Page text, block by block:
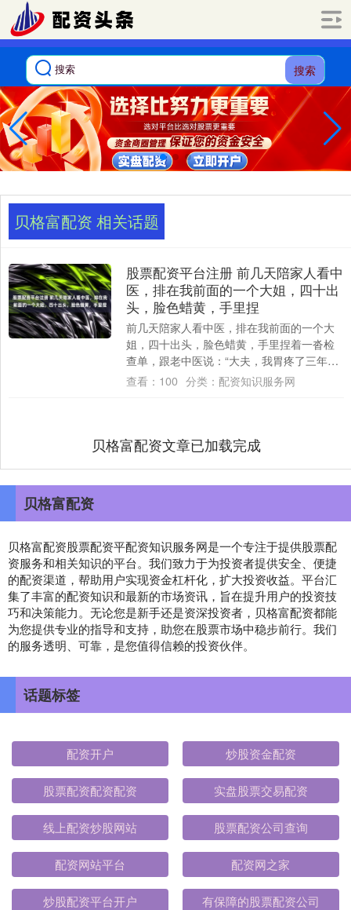
搜索
贝格富配资 相关话题
股票配资平台注册 前几天陪家人看中
医，排在我前面的一个大姐，四十出
头，脸色蜡黄，手里捏
前几天陪家人看中医，排在我前面的一个大
姐，四十出头，脸色蜡黄，手里捏着一沓检
查单，跟老中医说：“大夫，我胃疼了三年，
西医说是糜烂性胃炎，吃了无数药，时好时
查看： 100 分类： 配资知识服务网
贝格富配资文章已加载完成
贝格富配资
贝格富配资股票配资平配资知识服务网是一个专注于提供股票配
资服务和相关知识的平台。我们致力于为投资者提供安全、便捷
的配资渠道，帮助用户实现资金杠杆化，扩大投资收益。平台汇
集了丰富的配资知识和最新的市场资讯，旨在提升用户的投资技
巧和决策能力。无论您是新手还是资深投资者，贝格富配资都能
为您提供专业的指导和支持，助您在股票市场中稳步前行。我们
的服务透明、可靠，是您值得信赖的投资伙伴。
话题标签
配资开户 炒股资金配资
股票配资配资配资 实盘股票交易配资
线上配资炒股网站 股票配资公司查询
配资网站平台 配资网之家
炒股配资平台开户 有保障的股票配资公司